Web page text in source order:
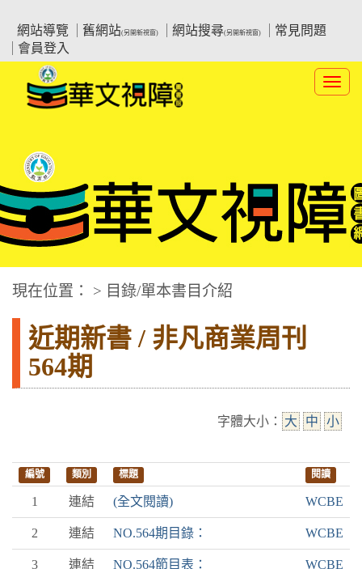
要
網站導覽
舊網站(另開新視窗) 網站搜尋(另開新視窗)
常見問題
會員登入
:::中央區塊
華文視障電子圖書網
現在位置： > 目錄/單本書目介紹
近期新書 / 非凡商業周刊
564期
字體大小： 大 中 小
編號 類別 標題 閱讀
1 連結 (全文閱讀) WCBE
2 連結 NO.564期目錄： WCBE
3 連結 NO.564節目表： WCBE